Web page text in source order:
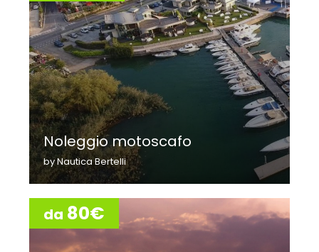
Noleggio motoscafo
by Nautica Bertelli
da 80€